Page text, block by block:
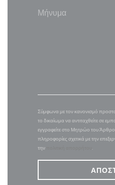
Σύμφωνα με τον κανονισμό
το δικαίωμα να αντιταχθείτε σε
εγγραφείτε στο Μητρώο του
πληροφορίες σχετικά με την
την